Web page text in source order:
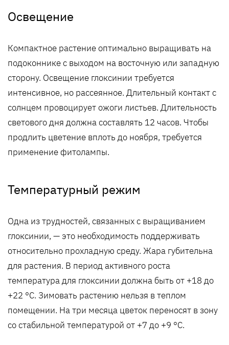
Освещение
Компактное растение оптимально выращивать на
подоконнике с выходом на восточную или западную
сторону. Освещение глоксинии требуется
интенсивное, но рассеянное. Длительный контакт с
солнцем провоцирует ожоги листьев. Длительность
светового дня должна составлять 12 часов. Чтобы
продлить цветение вплоть до ноября, требуется
применение фитолампы.
Температурный режим
Одна из трудностей, связанных с выращиванием
глоксинии, — это необходимость поддерживать
относительно прохладную среду. Жара губительна
для растения. В период активного роста
температура для глоксинии должна быть от +18 до
+22 °C. Зимовать растению нельзя в теплом
помещении. На три месяца цветок переносят в зону
со стабильной температурой от +7 до +9 °C.